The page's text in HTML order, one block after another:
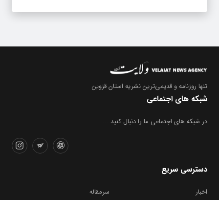
تنها روزنامهو قدیمی‌ترین نشریه استان قزوین
شبکه های اجتماعی
در شبکه های اجتماعی ما را دنبال کنید ...
دسترسی سریع
اخبار
سرمقاله